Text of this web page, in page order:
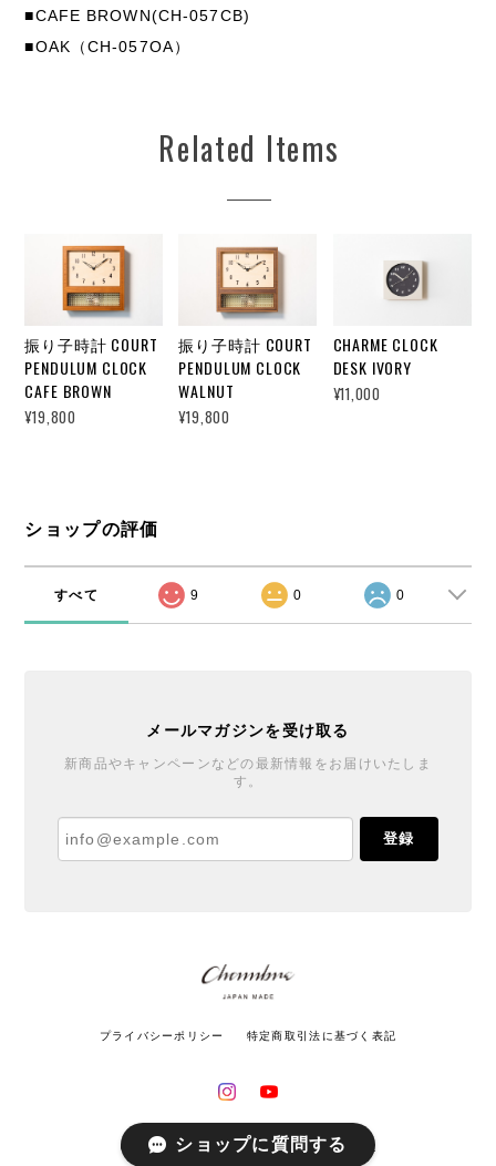
■CAFE BROWN(CH-057CB)
■OAK（CH-057OA）
Related Items
振り子時計 COURT
PENDULUM CLOCK
CAFE BROWN
¥19,800
振り子時計 COURT
PENDULUM CLOCK
WALNUT
¥19,800
CHARME CLOCK
DESK IVORY
¥11,000
ショップの評価
すべて 9 0 0
メールマガジンを受け取る
新商品やキャンペーンなどの最新情報をお届けいたしま
す。
登録
プライバシーポリシー 特定商取引法に基づく表記
© シャンブル【CHAMBRE】byインターゼロ All rights reserved.
ショップに質問する